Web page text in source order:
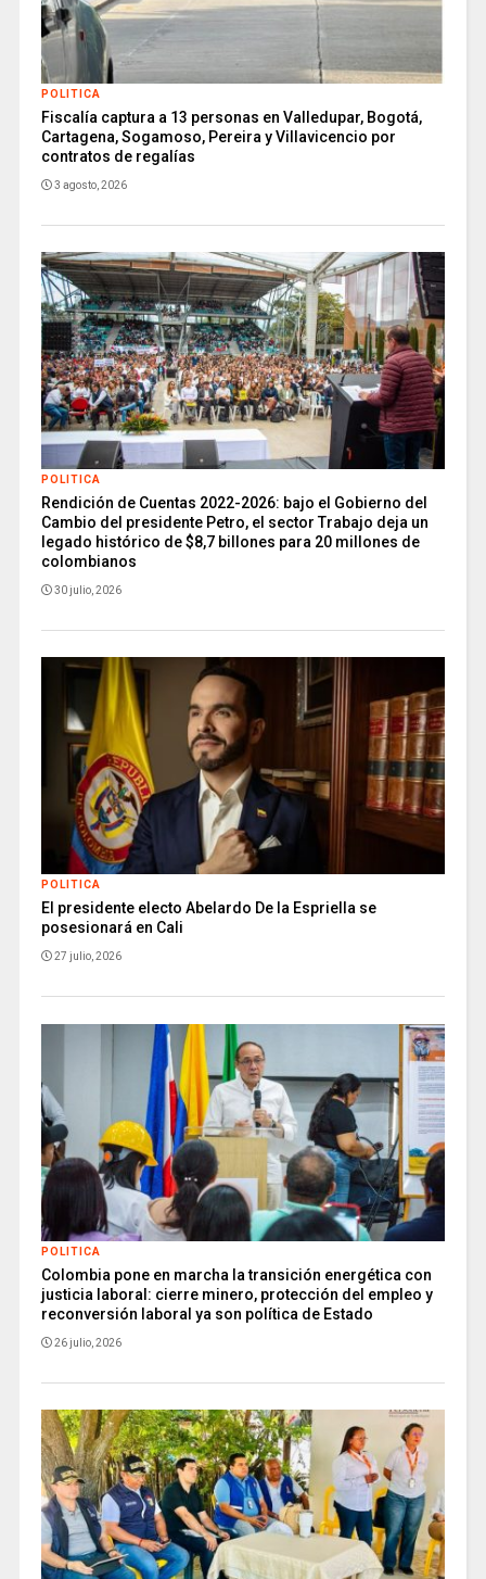
POLITICA
Fiscalía captura a 13 personas en Valledupar, Bogotá,
Cartagena, Sogamoso, Pereira y Villavicencio por
contratos de regalías
3 agosto, 2026
POLITICA
Rendición de Cuentas 2022-2026: bajo el Gobierno del
Cambio del presidente Petro, el sector Trabajo deja un
legado histórico de $8,7 billones para 20 millones de
colombianos
30 julio, 2026
POLITICA
El presidente electo Abelardo De la Espriella se
posesionará en Cali
27 julio, 2026
POLITICA
Colombia pone en marcha la transición energética con
justicia laboral: cierre minero, protección del empleo y
reconversión laboral ya son política de Estado
26 julio, 2026